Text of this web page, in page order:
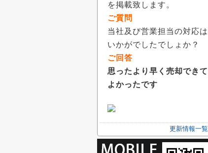
を掲載致します。
ご質問
当社及び営業担当の対応は
いかがでしたでしょか？
ご回答
思ったより早く売却できて
よかったです
更新情報一覧